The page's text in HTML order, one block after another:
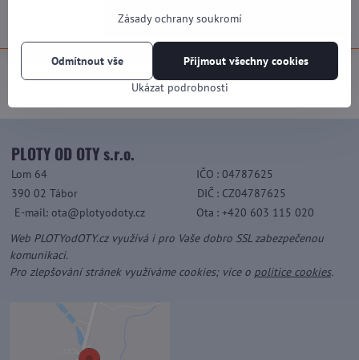
kalkulace
Výrobce:PLOTY OD OTY
PLOTY OD OTY s.r.o.
Lom 64 IČO : 04787625
390 02 Tábor
DIČ : CZ04787625
E-mail: ota@plotyodoty.cz
Ota : +420 603 115 020
Web PLOTYodOTY.cz využívá i pro Vaše dobro SSL zabezpečenou
komunikaci.
Pro zlepšování stránek využíváme cookies; více o politice cookies.
Zásady ochrany soukromí
Ukázat podrobnosti
Přijmout všechny cookies
Odmítnout vše